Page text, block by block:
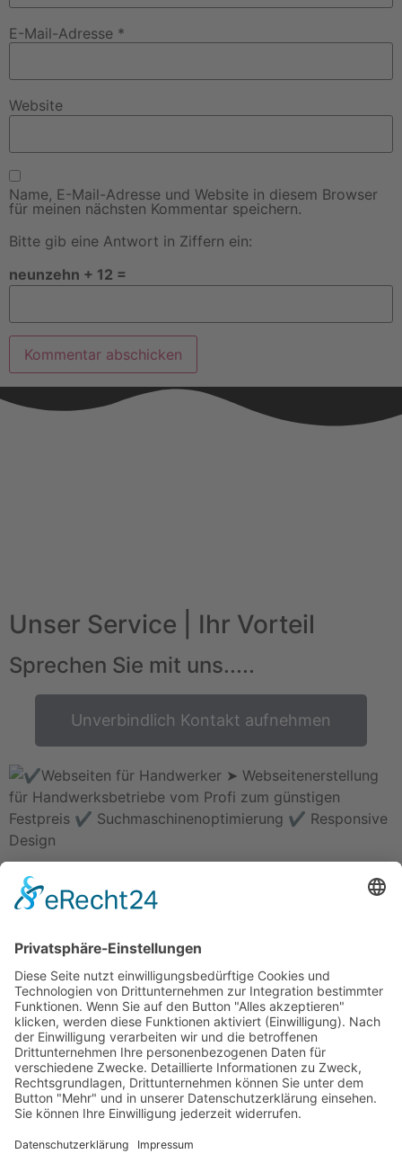
E-Mail-Adresse *
Website
Name, E-Mail-Adresse und Website in diesem Browser
für meinen nächsten Kommentar speichern.
Bitte gib eine Antwort in Ziffern ein:
neunzehn + 12 =
Unser Service | Ihr Vorteil
Sprechen Sie mit uns.....
Unverbindlich Kontakt aufnehmen
72072 Tübingen
Tel.: +49 (0) 7071 85 94 001
Fax: +49 (0) 7071 85 94 002
Email:info@handwerker.zone
Safe Sharing Tool:
Inhalte teilen ohne Abmahnrisiko